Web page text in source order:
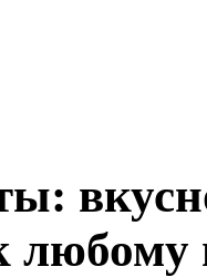
любому